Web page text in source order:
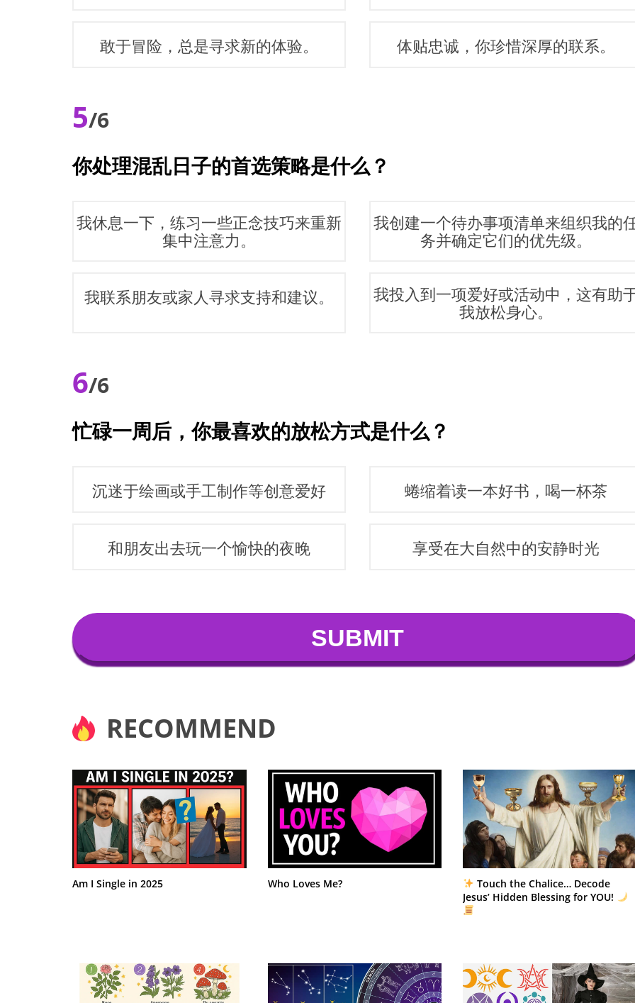
敢于冒险，总是寻求新的体验。 体贴忠诚，你珍惜深厚的联系。
5/6
你处理混乱日子的首选策略是什么？
我休息一下，练习一些正念技巧来重新
集中注意力。
我创建一个待办事项清单来组织我的
务并确定它们的优先级。
我联系朋友或家人寻求支持和建议。
我投入到一项爱好或活动中，这有助
我放松身心。
6/6
忙碌一周后，你最喜欢的放松方式是什么？
沉迷于绘画或手工制作等创意爱好 蜷缩着读一本好书，喝一杯茶
和朋友出去玩一个愉快的夜晚 享受在大自然中的安静时光
SUBMIT
就像一条忠诚的狗一样，你充满冒险精神，友善且精力充沛。你喜欢社交联系，喜
欢探索新的地方。凭借你爱玩的精神，你为任何群体带来积极性和兴奋感。
你很社交、活泼又好奇，和鹦鹉简直是天生一对！你很擅长开启话题，人们会被你
多姿多彩的个性所吸引。在能让你表达自我、与他人互动的环境中，你如鱼得水。
你稳重、深思熟虑且有耐心，简直就是乌龟的化身。你喜欢稳扎稳打，花时间仔细
思考。你为友谊带来脚踏实地的能量，看重忠诚和深厚的联系，而不是任何浮华的
东西。
你独立、体贴，有时还很神秘，非常像一只猫。你享受有意义的联系，但也很重视
独处的时间。你对接近你的人很挑剔，喜欢深厚的关系而不是肤浅的联系。
你温柔、有创造力且富有同情心，就像一只兔子。你喜欢平静的环境，并以平静的
态度对待生活，但你也很好奇，喜欢探索想法。你的存在给周围的人带来舒适和善
良。
RECOMMEND
Am I Single in 2025 Who Loves Me?
Touch the Chalice… Decode
Jesus’ Hidden Blessing for YOU!